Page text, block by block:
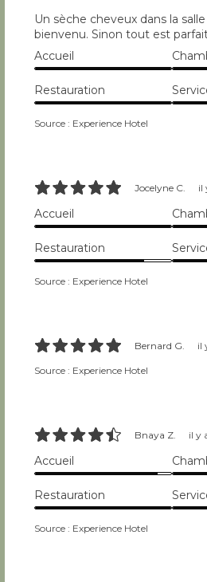
Un sèche cheveux dans la
bienvenu. Sinon tout est
Accueil
Restauration
Source : Experience Hotel
10/10 Jocelyne C. il
Accueil
Restauration
Source : Experience Hotel
10/10 Bernard G. il
Source : Experience Hotel
9/10 Bnaya Z. il y
Accueil
Restauration
Source : Experience Hotel